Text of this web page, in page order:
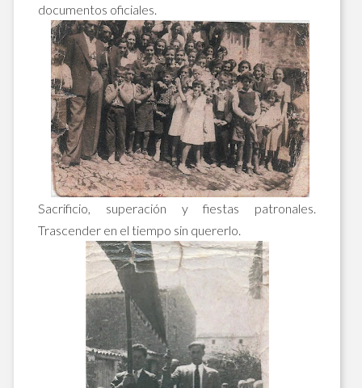
documentos oficiales.
Sacrificio, superación y fiestas patronales.
Trascender en el tiempo sin quererlo.